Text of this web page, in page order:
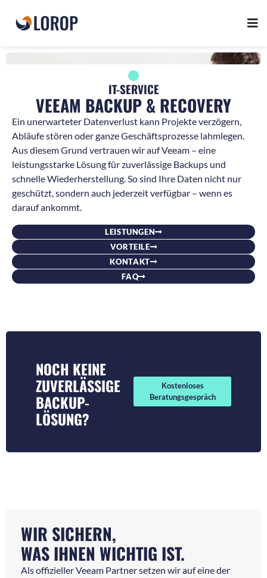
IT-SERVICE
VEEAM BACKUP & RECOVERY
Ein unerwarteter Datenverlust kann Projekte verzögern,
Abläufe stören oder ganze Geschäftsprozesse lahmlegen.
Aus diesem Grund vertrauen wir auf Veeam – eine
leistungsstarke Lösung für zuverlässige Backups und
schnelle Wiederherstellung. So sind Ihre Daten nicht nur
geschützt, sondern auch jederzeit verfügbar – wenn es
darauf ankommt.
LEISTUNGEN
VORTEILE
KONTAKT
FAQ
NOCH KEINE
ZUVERLÄSSIGE
BACKUP-
LÖSUNG?
Kostenloses
Beratungsgespräch
WIR SICHERN,
WAS IHNEN WICHTIG IST.
Als offizieller Veeam Partner setzen wir auf eine der